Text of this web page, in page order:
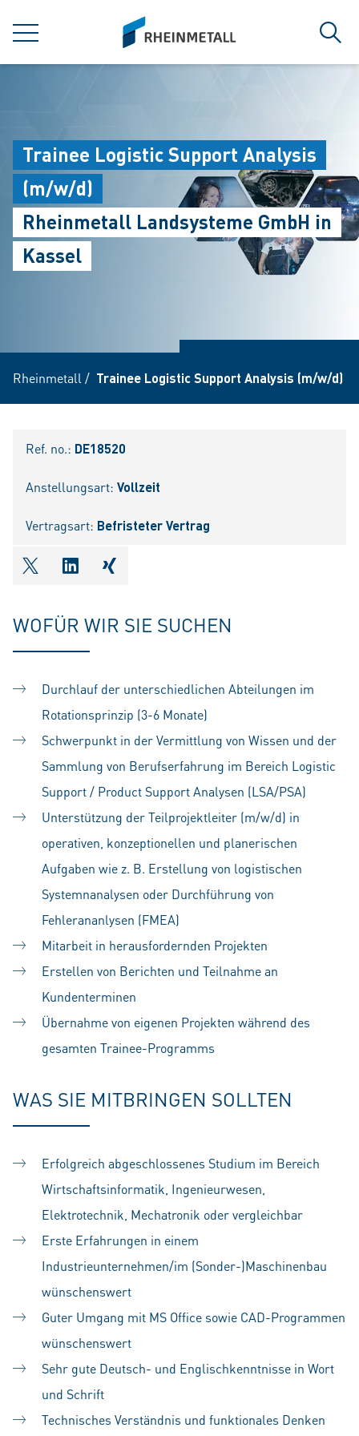
MENU
siteLogo
Trainee Logistic Support Analysis
(m/w/d)
Rheinmetall Landsysteme GmbH in
Kassel
Rheinmetall / Trainee Logistic Support Analysis (m/w/d)
Ref. no.: DE18520
Anstellungsart: Vollzeit
Vertragsart: Befristeter Vertrag
shareOntwitter
shareOnlinkedIn
shareOnxing
WOFÜR WIR SIE SUCHEN
Durchlauf der unterschiedlichen Abteilungen im
Rotationsprinzip (3-6 Monate)
Schwerpunkt in der Vermittlung von Wissen und der
Sammlung von Berufserfahrung im Bereich Logistic
Support / Product Support Analysen (LSA/PSA)
Unterstützung der Teilprojektleiter (m/w/d) in
operativen, konzeptionellen und planerischen
Aufgaben wie z. B. Erstellung von logistischen
Systemnanalysen oder Durchführung von
Fehlerananlysen (FMEA)
Mitarbeit in herausfordernden Projekten
Erstellen von Berichten und Teilnahme an
Kundenterminen
Übernahme von eigenen Projekten während des
gesamten Trainee-Programms
WAS SIE MITBRINGEN SOLLTEN
Erfolgreich abgeschlossenes Studium im Bereich
Wirtschaftsinformatik, Ingenieurwesen,
Elektrotechnik, Mechatronik oder vergleichbar
Erste Erfahrungen in einem
Industrieunternehmen/im (Sonder-)Maschinenbau
wünschenswert
Guter Umgang mit MS Office sowie CAD-Programmen
wünschenswert
Sehr gute Deutsch- und Englischkenntnisse in Wort
und Schrift
Technisches Verständnis und funktionales Denken